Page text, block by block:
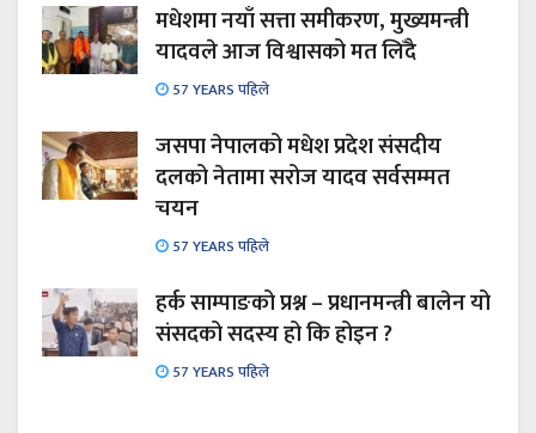
मधेशमा नयाँ सत्ता समीकरण, मुख्यमन्त्री
यादवले आज विश्वासको मत लिँदै
57 YEARS पहिले
जसपा नेपालको मधेश प्रदेश संसदीय
दलको नेतामा सरोज यादव सर्वसम्मत
चयन
57 YEARS पहिले
हर्क साम्पाङको प्रश्न – प्रधानमन्त्री बालेन यो
संसदको सदस्य हो कि होइन ?
57 YEARS पहिले